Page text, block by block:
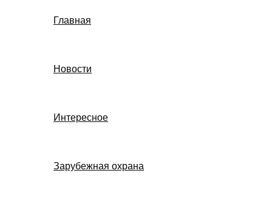
Главная
Новости
Интересное
Зарубежная охрана